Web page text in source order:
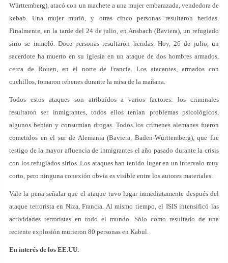
Württemberg), atacó con un machete a una mujer embarazada, vendedora de
kebab. Una mujer murió, y otras cinco personas resultaron heridas.
Finalmente, en la tarde del 24 de julio, en Ansbach (Baviera), un refugiado
sirio se inmoló. Doce personas resultaron heridas. Hoy, 26 de julio, un
sacerdote ha muerto en su iglesia en un ataque de dos hombres armados,
cerca de Rouen, en el norte de Francia. Los atacantes, armados con
cuchillos, tomaron rehenes durante la misa de la mañana.
Todos estos ataques son atribuídos a varios factores: los criminales
resultaron ser inmigrantes, todos ellos tenían problemas psicológicos,
algunos bebían y consumían drogas. Todos los crímenes alemanes fueron
cometidos en el sur de Alemania (Baviera, Baden-Württemberg), que fue
testigo de la mayor afluencia de inmigrantes el año pasado durante la crisis
con los refugiados sirios. Los ataques han tenido lugar en un intervalo muy
corto, pero ninguna conexión obvia es visible entre los autores materiales.
Vale la pena señalar que el ataque tuvo lugar inmediatamente después del
ataque terrorista en Niza, Francia. Al mismo tiempo, el ISIS intensificó las
actividades terroristas en todo el mundo. Sólo como resultado de una
reciente explosión murieron 80 personas en Kabul.
En interés de los EE.UU.